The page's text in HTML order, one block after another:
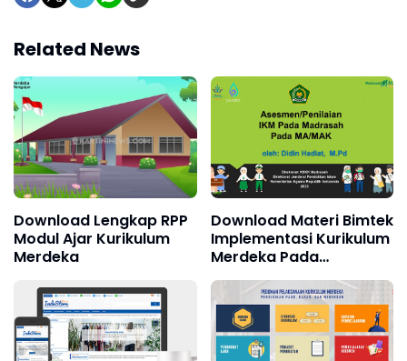
Related News
Download Lengkap RPP
Modul Ajar Kurikulum
Merdeka
Download Materi Bimtek
Implementasi Kurikulum
Merdeka Pada
Madrasah